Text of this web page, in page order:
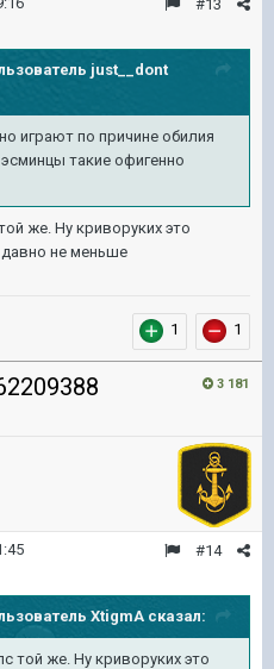
#13
just__dont
играют по причине обилия
такие офигенно
же. Ну криворуких это
давно не меньше
1 1
3 181
#14
XtigmA сказал:
той же. Ну криворуких это